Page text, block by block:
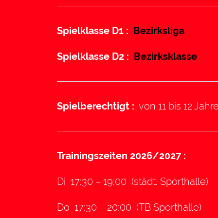
Spielklasse D1 : Bezirksliga
Spielklasse D2 : Bezirksklasse
Spielberechtigt : von 11 bis 12
Trainingszeiten 2026/2027 :
Di 17:30 – 19:00 (städt. Sporthalle)
Do 17:30 – 20:00 (TB Sporthalle)